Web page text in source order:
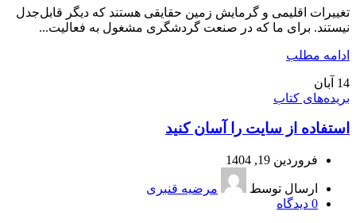
تغییرات اقلیمی و گرمایش زمین حقایقی هستند که دیگر قابل‌جدل
نیستند. برای ما که در صنعت گردشگری مشغول به فعالیت...
ادامه مطلب
14 آبان
بریده‌های کتاب
استفاده از سایت را آسان کنید
فروردین 19, 1404
ارسال توسط
مرضیه قنبری
0 دیدگاه